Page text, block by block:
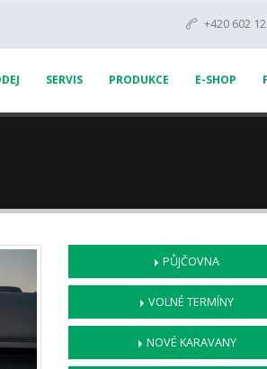
+420 602
SERVIS PRODUKCE E-SHOP
PŮJČOVNA
VOLNÉ TERMÍNY
NOVÉ KARAVANY